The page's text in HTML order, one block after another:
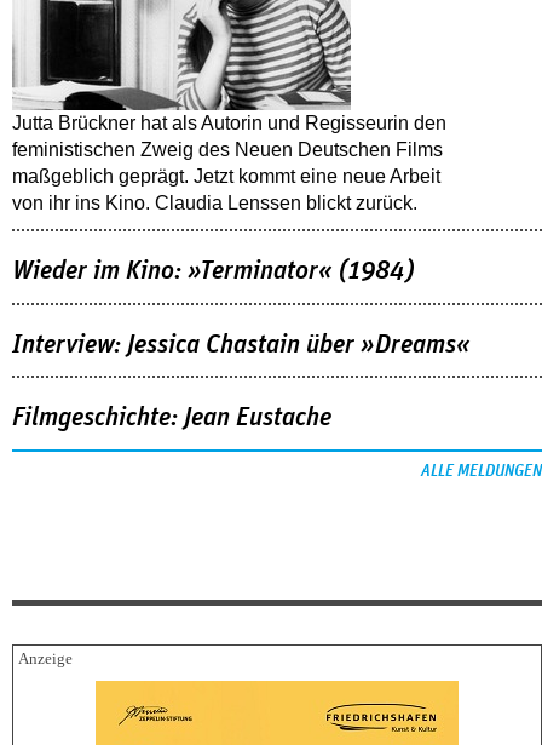
Jutta Brückner hat als Autorin und Regisseurin den
feministischen Zweig des Neuen Deutschen Films
maßgeblich geprägt. Jetzt kommt eine neue Arbeit
von ihr ins Kino. Claudia Lenssen blickt zurück.
Wieder im Kino: »Terminator« (1984)
Interview: Jessica Chastain über »Dreams«
Filmgeschichte: Jean Eustache
ALLE MELDUNGEN